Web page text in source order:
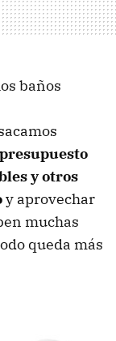
baños
y otros
y aprovechar
muchas
queda más